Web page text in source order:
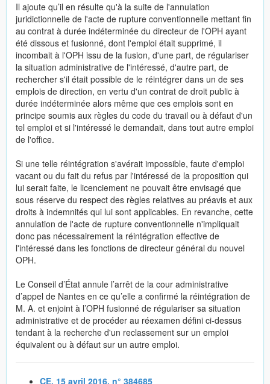
Il ajoute qu’il en résulte qu'à la suite de l'annulation
juridictionnelle de l'acte de rupture conventionnelle mettant fin
au contrat à durée indéterminée du directeur de l'OPH ayant
été dissous et fusionné, dont l'emploi était supprimé, il
incombait à l'OPH issu de la fusion, d'une part, de régulariser
la situation administrative de l'intéressé, d'autre part, de
rechercher s'il était possible de le réintégrer dans un de ses
emplois de direction, en vertu d'un contrat de droit public à
durée indéterminée alors même que ces emplois sont en
principe soumis aux règles du code du travail ou à défaut d'un
tel emploi et si l'intéressé le demandait, dans tout autre emploi
de l'office.
Si une telle réintégration s'avérait impossible, faute d'emploi
vacant ou du fait du refus par l'intéressé de la proposition qui
lui serait faite, le licenciement ne pouvait être envisagé que
sous réserve du respect des règles relatives au préavis et aux
droits à indemnités qui lui sont applicables. En revanche, cette
annulation de l'acte de rupture conventionnelle n'impliquait
donc pas nécessairement la réintégration effective de
l'intéressé dans les fonctions de directeur général du nouvel
OPH.
Le Conseil d’État annule l’arrêt de la cour administrative
d’appel de Nantes en ce qu’elle a confirmé la réintégration de
M. A. et enjoint à l’OPH fusionné de régulariser sa situation
administrative et de procéder au réexamen défini ci-dessus
tendant à la recherche d'un reclassement sur un emploi
équivalent ou à défaut sur un autre emploi.
CE, 15 avril 2016, n° 384685